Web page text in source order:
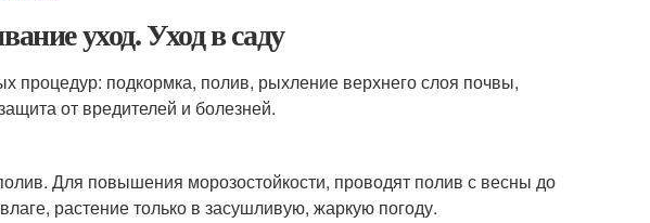
уход. Уход в саду
процедур: подкормка, полив, рыхление верхнего слоя почвы,
от вредителей и болезней.
Для повышения морозостойкости, проводят полив с весны до
растение только в засушливую, жаркую погоду.